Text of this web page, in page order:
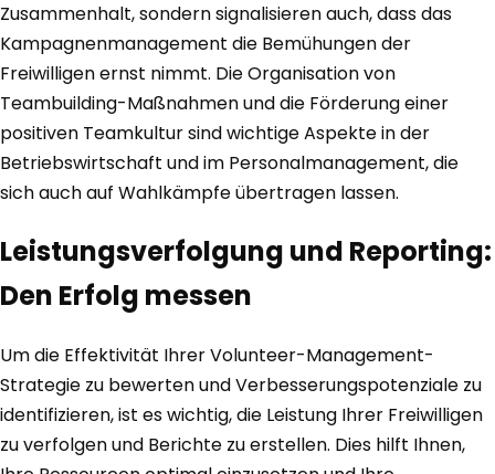
Zusammenhalt, sondern signalisieren auch, dass das
Kampagnenmanagement die Bemühungen der
Freiwilligen ernst nimmt. Die Organisation von
Teambuilding-Maßnahmen und die Förderung einer
positiven Teamkultur sind wichtige Aspekte in der
Betriebswirtschaft und im Personalmanagement, die
sich auch auf Wahlkämpfe übertragen lassen.
Leistungsverfolgung und Reporting:
Den Erfolg messen
Um die Effektivität Ihrer Volunteer-Management-
Strategie zu bewerten und Verbesserungspotenziale zu
identifizieren, ist es wichtig, die Leistung Ihrer Freiwilligen
zu verfolgen und Berichte zu erstellen. Dies hilft Ihnen,